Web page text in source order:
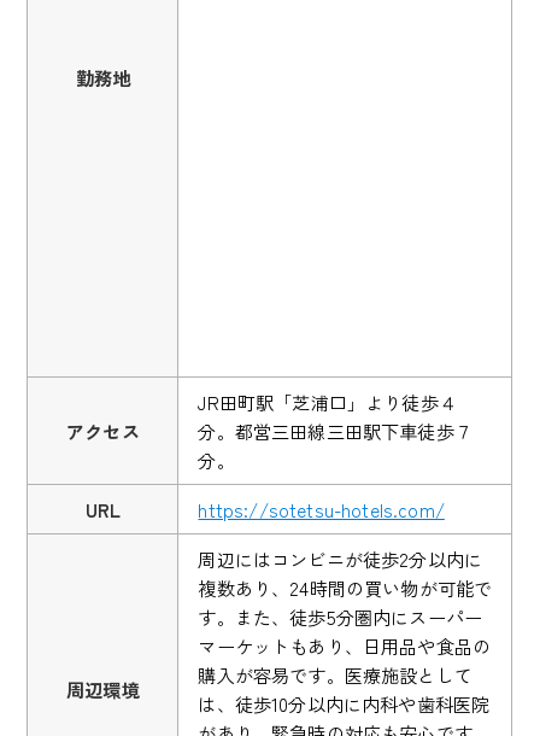
勤務地
アクセス
JR田町駅「芝浦口」より徒歩４
分。都営三田線三田駅下車徒歩７
分。
URL
https://sotetsu-hotels.com/
周辺環境
周辺にはコンビニが徒歩2分以内に
複数あり、24時間の買い物が可能で
す。また、徒歩5分圏内にスーパー
マーケットもあり、日用品や食品の
購入が容易です。医療施設として
は、徒歩10分以内に内科や歯科医院